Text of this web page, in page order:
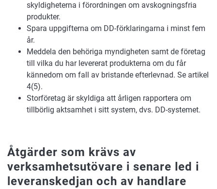
skyldigheterna i förordningen om avskogningsfria
produkter.
Spara uppgifterna om DD-förklaringarna i minst fem
år.
Meddela den behöriga myndigheten samt de företag
till vilka du har levererat produkterna om du får
kännedom om fall av bristande efterlevnad. Se artikel
4(5).
Storföretag är skyldiga att årligen rapportera om
tillbörlig aktsamhet i sitt system, dvs. DD-systemet.
Åtgärder som krävs av
verksamhetsutövare i senare led i
leveranskedjan och av handlare